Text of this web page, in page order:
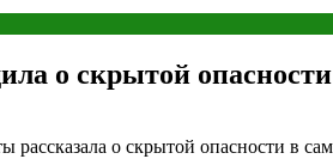
о скрытой
о скрытой опасности в